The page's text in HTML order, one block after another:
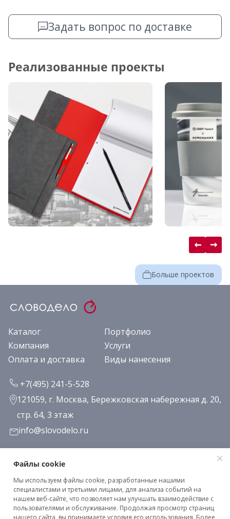
Задать вопрос по доставке
Реализованные проекты
Больше проектов
Каталог
Портфолио
Компания
Услуги
Оплата и доставка
Виды нанесения
+7(495) 241-5-528
121059, г. Москва, Бережковская набережная д. 20,
стр. 64, 3 этаж
info@slovodelo.ru
Заказать звонок
Подписаться на рассылку
Файлы cookie
Мы используем файлы cookie, разработанные нашими
специалистами и третьими лицами, для анализа событий на
нашем веб-сайте, что позволяет нам улучшать взаимодействие с
пользователями и обслуживание. Продолжая просмотр страниц
нашего сайта, вы принимаете условия его использования. Более